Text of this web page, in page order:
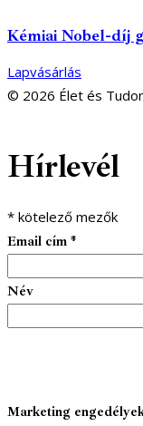
Kémiai Nobel-díj
Lapvásárlás
© 2026 Élet és
Hírlevél
* kötelező mezők
Email cím *
Név
Marketing